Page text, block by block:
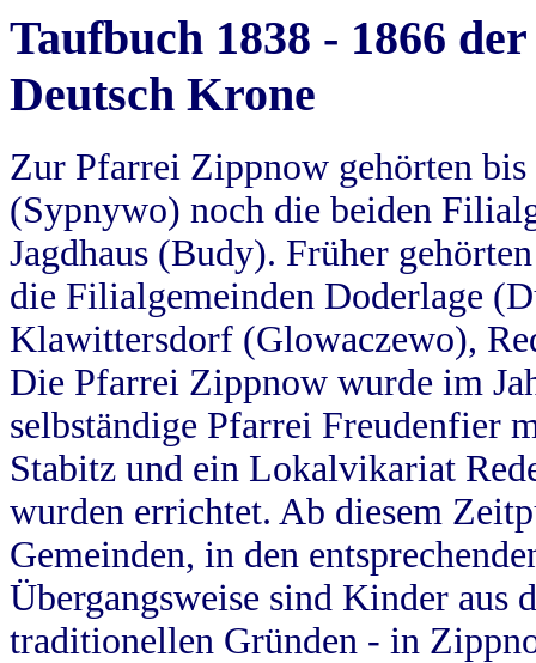
Taufbuch 1838 - 1866
Deutsch Krone
Zur Pfarrei Zippnow gehörten
(Sypnywo) noch die beiden
Jagdhaus (Budy). Früher
die Filialgemeinden Doderlage
Klawittersdorf (Glowaczewo),
Die Pfarrei Zippnow wurde im
selbständige Pfarrei Freudenfier
Stabitz und ein Lokalvikariat
wurden errichtet. Ab diesem
Gemeinden, in den
Übergangsweise sind Kinder aus
traditionellen Gründen - in